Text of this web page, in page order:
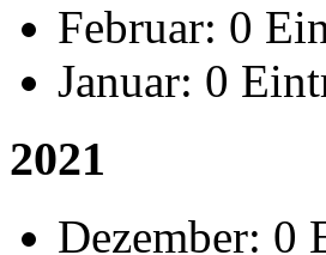
Februar: 0
Januar: 0
2021
Dezember: 0